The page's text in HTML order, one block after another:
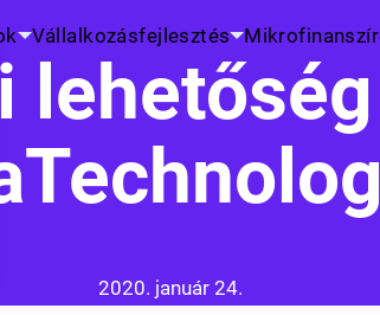
Vállalkozásfejlesztés
Közzétéve:
2020. január 24.